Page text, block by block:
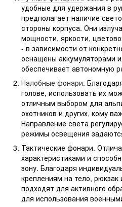
удобные для удержания в
предполагает наличие
стороны корпуса. Они
мощности, яркости,
- в зависимости от
оснащены аккумуляторами
обеспечивает автономную
Налобные фонари.
голове, использовать их
отличным выбором для
охотников и других, кому
Направление света
режимы освещения
Тактические фонари.
характеристиками и
зону. Благодаря
креплениям на тело, рюкзак
подходят для активного
для использования